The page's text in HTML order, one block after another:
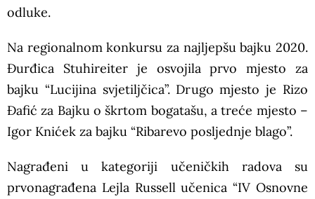
odluke.
Na regionalnom konkursu za najljepšu bajku 2020.
Đurđica Stuhireiter je osvojila prvo mjesto za
bajku “Lucijina svjetiljčica”. Drugo mjesto je Rizo
Đafić za Bajku o škrtom bogatašu, a treće mjesto –
Igor Knićek za bajku “Ribarevo posljednje blago”.
Nagrađeni u kategoriji učeničkih radova su
prvonagrađena Lejla Russell učenica “IV Osnovne